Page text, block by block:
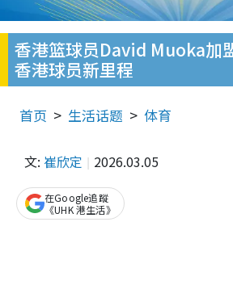
香港篮球员David Muoka加
香港球员新里程
首页 生活话题 体育
文: 崔欣定 2026.03.05
在Google追蹤
《UHK 港生活》